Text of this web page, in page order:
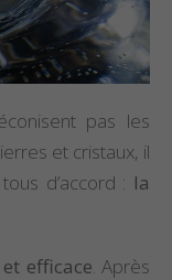
pas les
et cristaux, il
d’accord : la
efficace. Après